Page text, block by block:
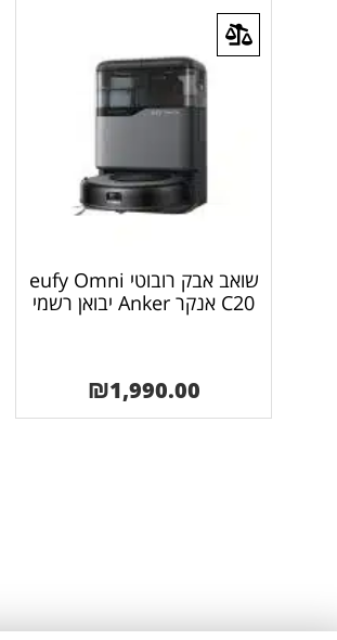
שואב אבק רובוטי eufy Omni
C20 אנקר Anker יבואן רשמי
₪1,990.00